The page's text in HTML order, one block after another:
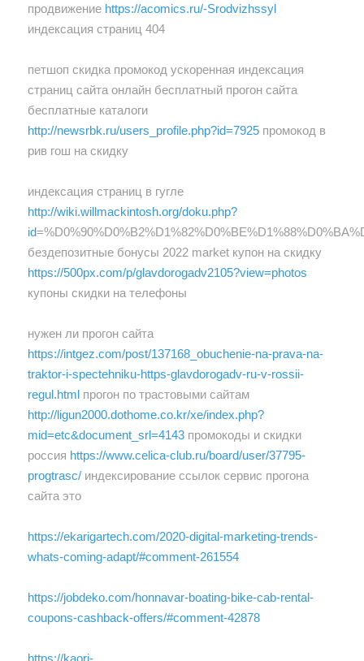
продвижение https://acomics.ru/-Srodvizhssyl
индексация страниц 404
петшоп скидка промокод ускоренная индексация
страниц сайта онлайн бесплатный прогон сайта
бесплатные каталоги
http://newsrbk.ru/users_profile.php?id=7925 промокод в
рив гош на скидку
индексация страниц в гугле
http://wiki.willmackintosh.org/doku.php?
id
бездепозитные бонусы 2022 market купон на скидку
https://500px.com/p/glavdorogadv2105?view=photos
купоны скидки на телефоны
нужен ли прогон сайта
https://intgez.com/post/137168_obuchenie-na-prava-na-
traktor-i-spectehniku-https-glavdorogadv-ru-v-rossii-
regul.html прогон по трастовыми сайтам
http://ligun2000.dothome.co.kr/xe/index.php?
mid=etc&document_srl=4143 промокоды и скидки
россия https://www.celica-club.ru/board/user/37795-
progtrasc/ индексирование ссылок сервис прогона
сайта это
https://ekarigartech.com/2020-digital-marketing-trends-
whats-coming-adapt/#comment-261554
https://jobdeko.com/honnavar-boating-bike-cab-rental-
coupons-cashback-offers/#comment-42878
https://kaori-